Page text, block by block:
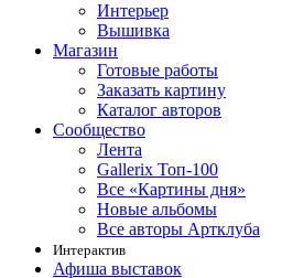
Интерьер
Вышивка
Магазин
Готовые работы
Заказать картину
Каталог авторов
Сообщество
Лента
Gallerix Топ-100
Все «Картины дня»
Новые альбомы
Все авторы Артклуба
Интерактив
Афиша выставок